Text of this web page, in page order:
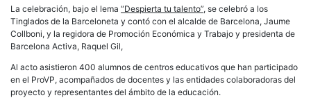
La celebración, bajo el lema “Despierta tu talento”, se celebró a los
Tinglados de la Barceloneta y contó con el alcalde de Barcelona, Jaume
Collboni, y la regidora de Promoción Económica y Trabajo y presidenta de
Barcelona Activa, Raquel Gil,
Al acto asistieron 400 alumnos de centros educativos que han participado
en el ProVP, acompañados de docentes y las entidades colaboradoras del
proyecto y representantes del ámbito de la educación.